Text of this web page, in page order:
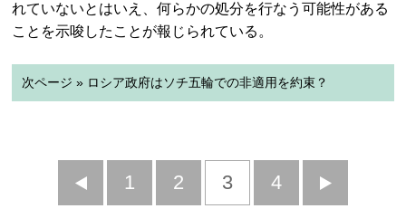
れていないとはいえ、何らかの処分を行なう可能性がある
ことを示唆したことが報じられている。
次ページ » ロシア政府はソチ五輪での非適用を約束？
前
1 2 3 4